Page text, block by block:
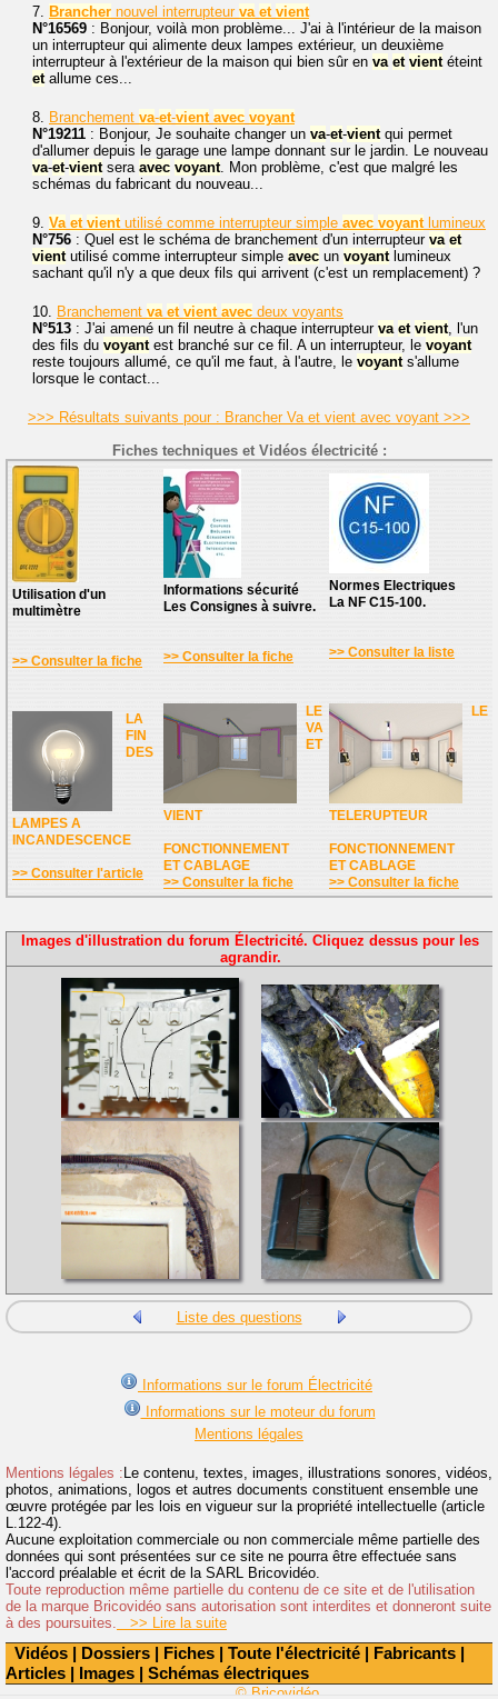
Vidéos | Dossiers | Fiches | Toute l'électricité | Fabricants |
Articles | Images | Schémas électriques
7. Brancher nouvel interrupteur va et vient
N°16569 : Bonjour, voilà mon problème... J'ai à l'intérieur de la maison
un interrupteur qui alimente deux lampes extérieur, un deuxième
interrupteur à l'extérieur de la maison qui bien sûr en va et vientéteint
etallume ces...
8. Branchement va-et-vient avec voyant
N°19211 : Bonjour, Je souhaite changer un va-et-vientqui permet
d'allumer depuis le garage une lampe donnant sur le jardin. Le nouveau
va-et-vientsera avec voyant. Mon problème, c'est que malgré les
schémas du fabricant du nouveau...
9. Va et vientutilisé comme interrupteur simple avec voyantlumineux
N°756 : Quel est le schéma de branchement d'un interrupteur va et
vientutilisé comme interrupteur simple avec un voyantlumineux
sachant qu'il n'y a que deux fils qui arrivent (c'est un remplacement) ?
10. Branchement va et vient avec deux voyants
N°513 : J'ai amené un fil neutre à chaque interrupteur va et vient, l'un
des fils du voyantest branché sur ce fil. A un interrupteur, le voyant
reste toujours allumé, ce qu'il me faut, à l'autre, le voyants'allume
lorsque le contact...
>>> Résultats suivants pour : Brancher Va et vient avec voyant >>>
Fiches techniques et Vidéos électricité :
Utilisation d'un
multimètre
>> Consulter la fiche
Informations sécurité
Les Consignes à suivre.
>> Consulter la fiche
Normes Electriques
La NF C15-100.
>> Consulter la liste
LA
FIN
DES
LAMPES A
INCANDESCENCE
>> Consulter l'article
LE
VA
ET
VIENT
FONCTIONNEMENT
ET CABLAGE
>> Consulter la fiche
LE
TELERUPTEUR
FONCTIONNEMENT
ET CABLAGE
>> Consulter la fiche
Images d'illustration du forum Électricité. Cliquez dessus pour les
agrandir.
Liste des questions
Informations sur le forum Électricité
Informations sur le moteur du forum
Mentions légales
Mentions légales : Le contenu, textes, images, illustrations sonores, vidéos,
photos, animations, logos et autres documents constituent ensemble une
œuvre protégée par les lois en vigueur sur la propriété intellectuelle (article
L.122-4).
Aucune exploitation commerciale ou non commerciale même partielle des
données qui sont présentées sur ce site ne pourra être effectuée sans
l'accord préalable et écrit de la SARL Bricovidéo.
Toute reproduction même partielle du contenu de ce site et de l'utilisation
de la marque Bricovidéo sans autorisation sont interdites et donneront suite
à des poursuites. >> Lire la suite
© Bricovidéo